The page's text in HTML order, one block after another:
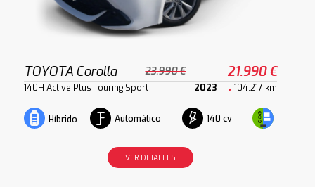
TOYOTA Corolla 23.990 € 21.990 €
140H Active Plus Touring Sport 2023 104.217 km
Híbrido Automático 140 cv
VER DETALLES